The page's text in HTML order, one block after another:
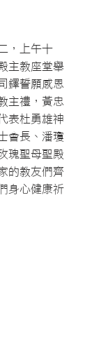
，上午十
主教座堂舉
鐸誓願感恩
主禮，黃忠
表杜勇雄神
會長、潘瓊
瑰聖母聖殿
的教友們齊
身心健康祈